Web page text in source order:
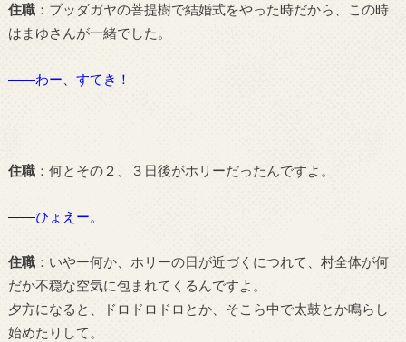
住職：ブッダガヤの菩提樹で結婚式をやった時だから、この時
はまゆさんが一緒でした。
――わー、すてき！
住職：何とその２、３日後がホリーだったんですよ。
――ひょえー。
住職：いやー何か、ホリーの日が近づくにつれて、村全体が何
だか不穏な空気に包まれてくるんですよ。
夕方になると、ドロドロドロとか、そこら中で太鼓とか鳴らし
始めたりして。